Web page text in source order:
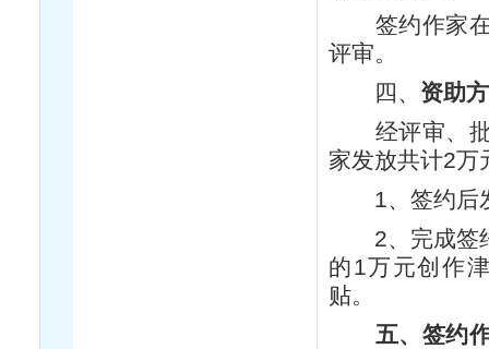
签约作家在
评审。
四、 资助
经评审、批
家发放共计2
1、签约后
2、完成签约
的1万元创作
贴。
五、签约